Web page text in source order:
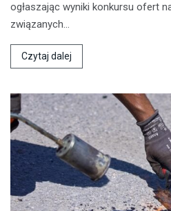
ogłaszając wyniki konkursu ofert
związanych…
Czytaj dalej